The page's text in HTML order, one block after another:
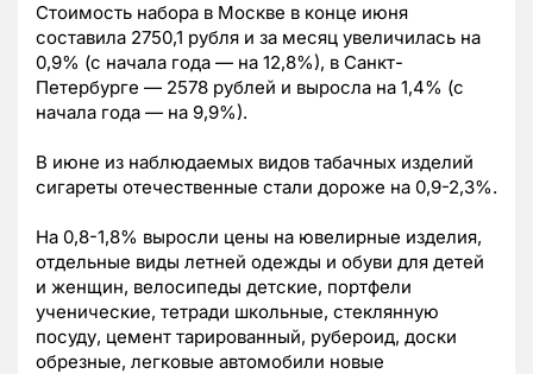
Стоимость набора в Москве в конце июня
составила 2750,1 рубля и за месяц увеличилась на
0,9% (с начала года — на 12,8%), в Санкт-
Петербурге — 2578 рублей и выросла на 1,4% (с
начала года — на 9,9%).
В июне из наблюдаемых видов табачных изделий
сигареты отечественные стали дороже на 0,9-2,3%.
На 0,8-1,8% выросли цены на ювелирные изделия,
отдельные виды летней одежды и обуви для детей
и женщин, велосипеды детские, портфели
ученические, тетради школьные, стеклянную
посуду, цемент тарированный, рубероид, доски
обрезные, легковые автомобили новые